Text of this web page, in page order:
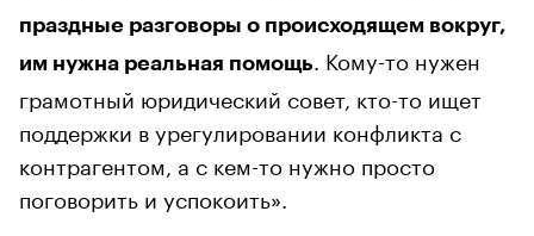
праздные разговоры о происходящем вокруг,
им нужна реальная помощь
. Кому-то нужен
грамотный юридический совет, кто-то ищет
поддержки в урегулировании конфликта с
контрагентом, а с кем-то нужно просто
поговорить и успокоить».